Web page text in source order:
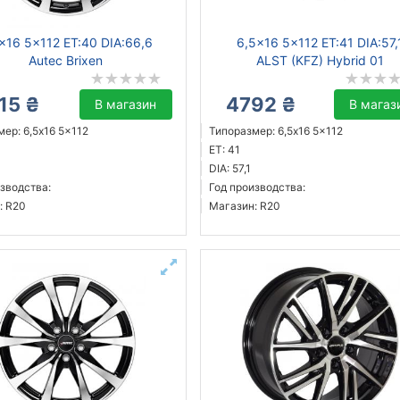
5x112 ET:40 DIA:66,6
Autec Brixen
₴ В магазин
6,5x16 5x112
R20
6,5x16 5x112 ET:41
ALST (KFZ) Hybrid 01
4792 ₴ В
Типоразмер: 6,5x16 5x112
ET: 41
DIA: 57,1
Год производства:
Магазин: R20